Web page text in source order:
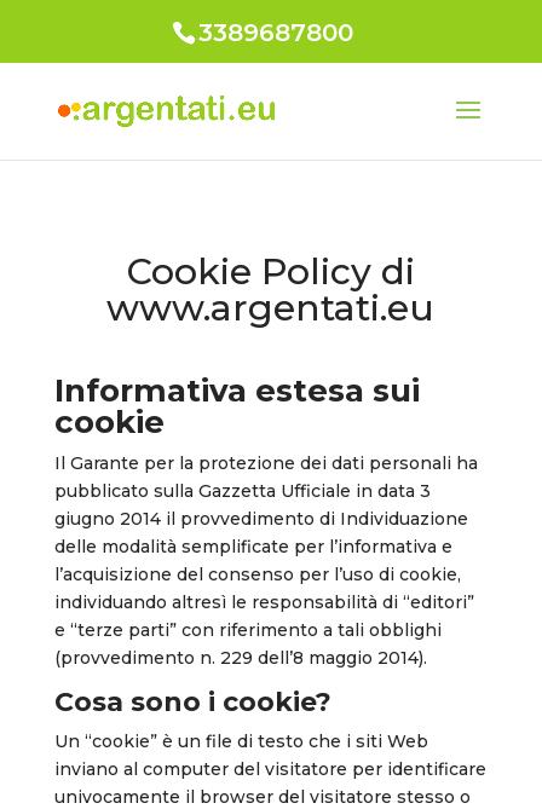
3389687800
Cookie Policy di
www.argentati.eu
Informativa estesa sui
cookie
Il Garante per la protezione dei dati personali ha
pubblicato sulla Gazzetta Ufficiale in data 3
giugno 2014 il provvedimento di Individuazione
delle modalità semplificate per l’informativa e
l’acquisizione del consenso per l’uso di cookie,
individuando altresì le responsabilità di “editori”
e “terze parti” con riferimento a tali obblighi
(provvedimento n. 229 dell’8 maggio 2014).
Cosa sono i cookie?
Un “cookie” è un file di testo che i siti Web
inviano al computer del visitatore per identificare
univocamente il browser del visitatore stesso o